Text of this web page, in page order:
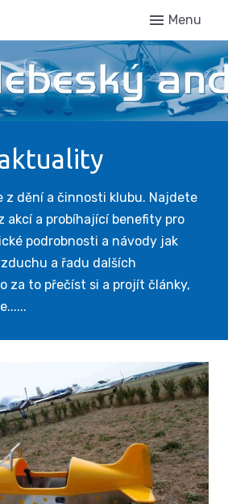
Menu
dění a činnosti klubu. Najdete
akcí a probíhající benefity pro
podrobnosti a návody jak
a řadu dalších
za to přečíst si a projít články,